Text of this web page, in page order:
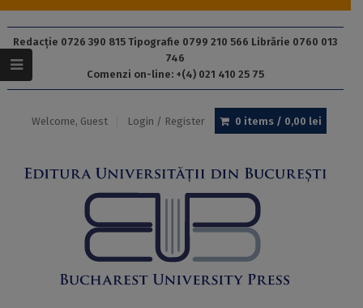
Redacție 0726 390 815 Tipografie 0799 210 566 Librărie 0760 013
746
Comenzi on-line: +(4) 021 410 25 75
Welcome, Guest Login / Register 0 items / 0,00 lei